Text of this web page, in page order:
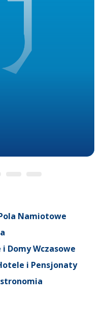
Namiotowe
Domy Wczasowe
i Pensjonaty